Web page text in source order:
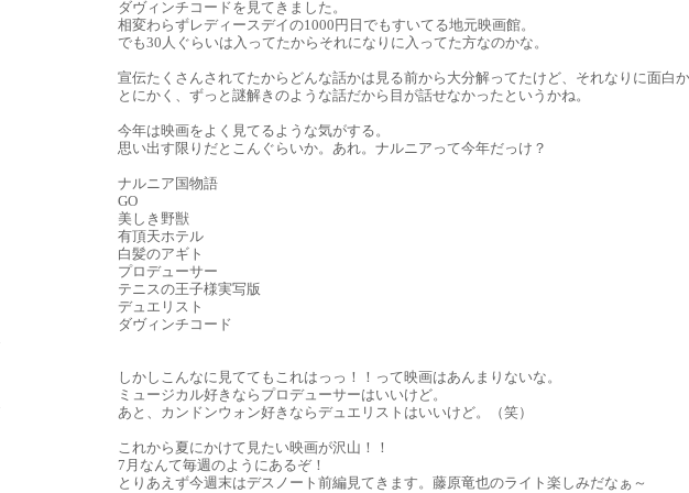
ダヴィンチコードを見てきました。
相変わらずレディースデイの1000円日でもすいてる地元映画館。
でも30人ぐらいは入ってたからそれになりに入ってた方なのかな。
宣伝たくさんされてたからどんな話かは見る前から大分解ってたけど、それなりに面白か
とにかく、ずっと謎解きのような話だから目が話せなかったというかね。
今年は映画をよく見てるような気がする。
思い出す限りだとこんぐらいか。あれ。ナルニアって今年だっけ？
ナルニア国物語
GO
美しき野獣
有頂天ホテル
白髪のアギト
プロデューサー
テニスの王子様実写版
デュエリスト
ダヴィンチコード
しかしこんなに見ててもこれはっっ！！って映画はあんまりないな。
ミュージカル好きならプロデューサーはいいけど。
あと、カンドンウォン好きならデュエリストはいいけど。（笑）
これから夏にかけて見たい映画が沢山！！
7月なんて毎週のようにあるぞ！
とりあえず今週末はデスノート前編見てきます。藤原竜也のライト楽しみだなぁ～